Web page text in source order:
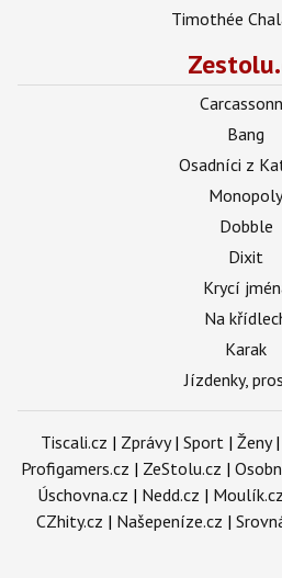
Timothée
Bang
Osadníci z
Monopoly
Dobble
Dixit
Krycí
Na
Karak
Jízdenky,
Tiscali.cz | Zprávy| Sport | Ženy|
Profigamers.cz | ZeStolu.cz |
Úschovna.cz | Nedd.cz | Moulík.cz
CZhity.cz | Našepeníze.cz |